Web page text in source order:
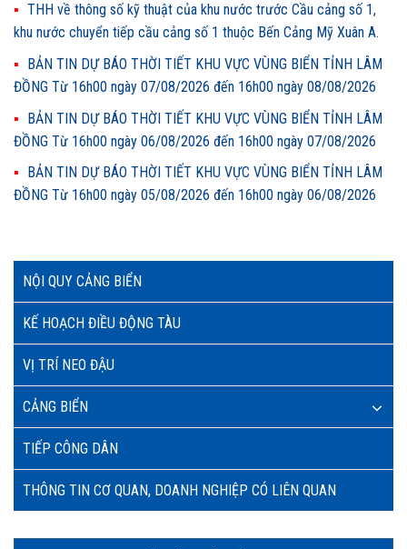
NỘI QUY CẢNG BIỂN
KẾ HOẠCH ĐIỀU ĐỘNG TÀU
VỊ TRÍ NEO ĐẬU
CẢNG BIỂN
TIẾP CÔNG DÂN
THÔNG TIN CƠ QUAN, DOANH NGHIỆP CÓ LIÊN QUAN
THH về thông số kỹ thuật của khu nước trước Cầu cảng số 1,
khu nước chuyển tiếp cầu cảng số 1 thuộc Bến Cảng Mỹ Xuân A.
BẢN TIN DỰ BÁO THỜI TIẾT KHU VỰC VÙNG BIỂN TỈNH LÂM
ĐỒNG Từ 16h00 ngày 07/08/2026 đến 16h00 ngày 08/08/2026
BẢN TIN DỰ BÁO THỜI TIẾT KHU VỰC VÙNG BIỂN TỈNH LÂM
ĐỒNG Từ 16h00 ngày 06/08/2026 đến 16h00 ngày 07/08/2026
BẢN TIN DỰ BÁO THỜI TIẾT KHU VỰC VÙNG BIỂN TỈNH LÂM
ĐỒNG Từ 16h00 ngày 05/08/2026 đến 16h00 ngày 06/08/2026